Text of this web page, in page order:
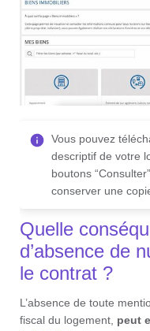
Vous pouvez
descriptif de votre
boutons
conserver une
Quelle
d’absence de
le contrat ?
L’absence de toute
fiscal du logement, peut